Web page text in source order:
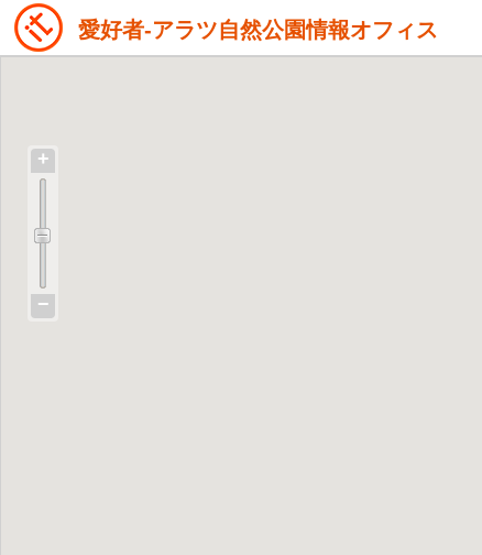
愛好者-アラツ自然公園情報オフィス
+
−